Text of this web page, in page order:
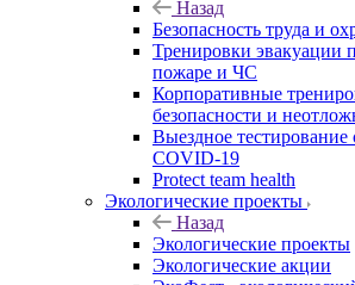
Назад
Безопасность труда и
Тренировки эвакуации
пожаре и ЧС
Корпоративные
безопасности и
Выездное тестирование
COVID-19
Protect team health
Экологические проекты
Назад
Экологические проекты
Экологические акции